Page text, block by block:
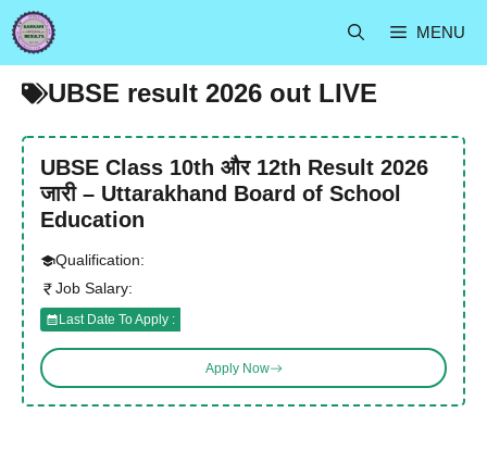
Skip
to
content
MENU
UBSE result 2026 out LIVE
UBSE Class 10th और 12th Result 2026
जारी – Uttarakhand Board of School
Education
Qualification:
Job Salary:
Last Date To Apply :
Apply Now